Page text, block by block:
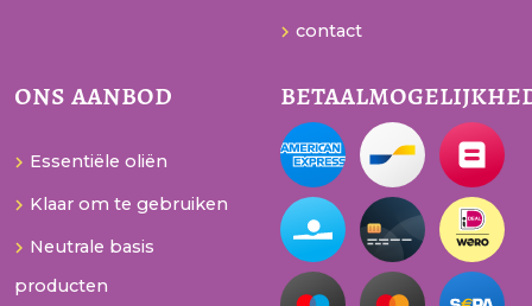
contact
ons aanbod
Essentiële oliën
Klaar om te gebruiken
Neutrale basis
producten